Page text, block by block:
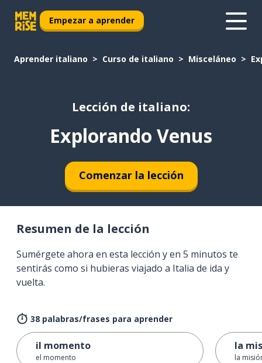
Empezar a aprender
Aprender italiano Curso de italiano Misceláneo
Lección de italiano:
Explorando Venus
Comenzar la lección
Resumen de la lección
Sumérgete ahora en esta lección y en 5 minutos te
sentirás como si hubieras viajado a Italia de ida y
vuelta.
38 palabras/frases para aprender
il momento
el momento
la
la